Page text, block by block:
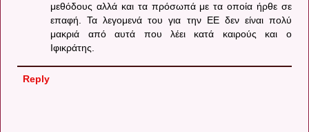
μεθόδους αλλά και τα πρόσωπά με τα οποία ήρθε σε
επαφή. Τα λεγομενά του για την ΕΕ δεν είναι πολύ
μακριά από αυτά που λέει κατά καιρούς και ο
Ιφικράτης.
Reply